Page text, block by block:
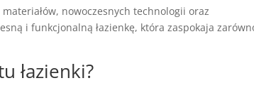
nowoczesnych technologii oraz
i funkcjonalną łazienkę, która zaspokaja
łazienki?